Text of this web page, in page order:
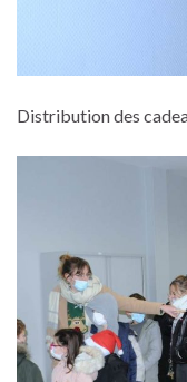
Distribution des